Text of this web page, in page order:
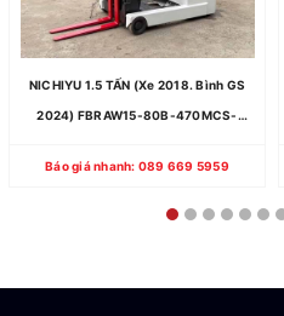
NICHIYU 1.5 TẤN (Xe 2018. Bình GS
2024) FBRAW15-80B-470MCS-
Báo giá nhanh: 089 669 5959